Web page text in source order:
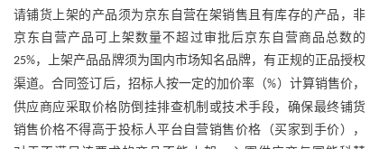
请铺货上架的产品须为京东自营在架销售且有库存的产品，非
京东自营产品可上架数量不超过审批后京东自营商品总数的
25%，上架产品品牌须为国内市场知名品牌，有正规的正品授权
渠道。合同签订后，招标人按一定的加价率（%）计算销售价，
供应商应采取价格防倒挂排查机制或技术手段，确保最终铺货
销售价格不得高于投标人平台自营销售价格（买家到手价），